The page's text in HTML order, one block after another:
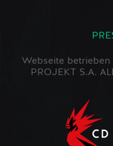
Webseite betrieben
PROJEKT S.A.